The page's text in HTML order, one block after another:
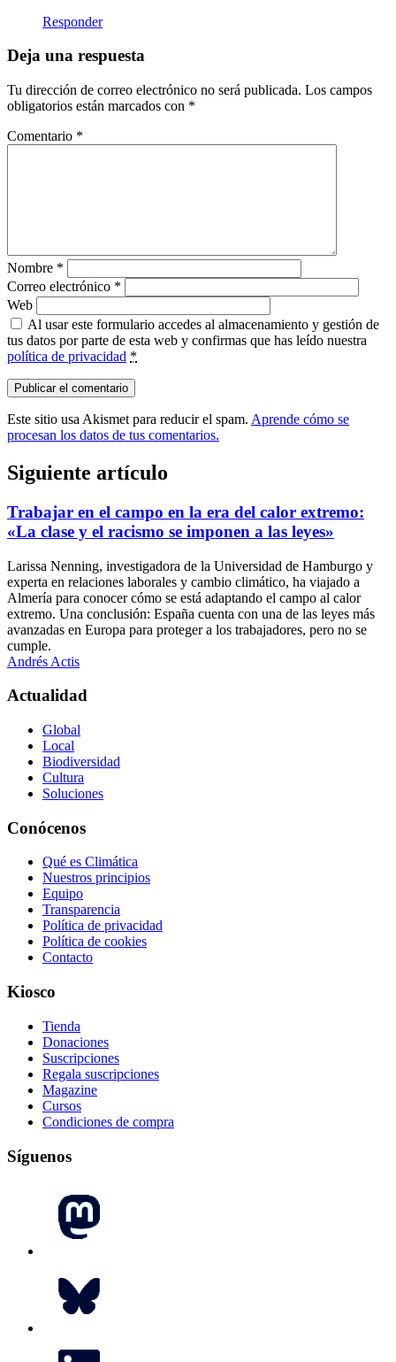
Responder
Deja una respuesta
Tu dirección de correo electrónico no será publicada. Los campos
obligatorios están marcados con *
Comentario *
Nombre *
Correo electrónico *
Web
Al usar este formulario accedes al almacenamiento y gestión de
tus datos por parte de esta web y confirmas que has leído nuestra
política de privacidad *
Este sitio usa Akismet para reducir el spam. Aprende cómo se
procesan los datos de tus comentarios.
Siguiente artículo
Trabajar en el campo en la era del calor extremo:
«La clase y el racismo se imponen a las leyes»
Larissa Nenning, investigadora de la Universidad de Hamburgo y
experta en relaciones laborales y cambio climático, ha viajado a
Almería para conocer cómo se está adaptando el campo al calor
extremo. Una conclusión: España cuenta con una de las leyes más
avanzadas en Europa para proteger a los trabajadores, pero no se
cumple.
Andrés Actis
Actualidad
Global
Local
Biodiversidad
Cultura
Soluciones
Conócenos
Qué es Climática
Nuestros principios
Equipo
Transparencia
Política de privacidad
Política de cookies
Contacto
Kiosco
Tienda
Donaciones
Suscripciones
Regala suscripciones
Magazine
Cursos
Condiciones de compra
Síguenos